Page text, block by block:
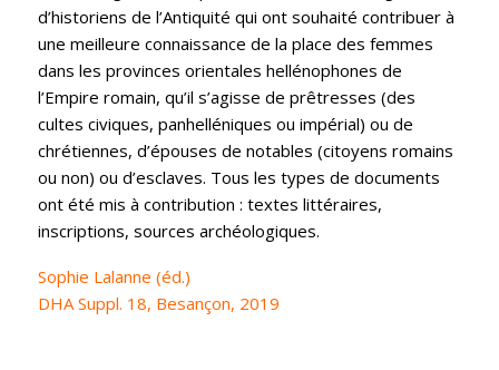
d’historiens de l’Antiquité qui ont souhaité contribuer à
une meilleure connaissance de la place des femmes
dans les provinces orientales hellénophones de
l’Empire romain, qu’il s’agisse de prêtresses (des
cultes civiques, panhelléniques ou impérial) ou de
chrétiennes, d’épouses de notables (citoyens romains
ou non) ou d’esclaves. Tous les types de documents
ont été mis à contribution : textes littéraires,
inscriptions, sources archéologiques.
Sophie Lalanne (éd.)
DHA Suppl. 18, Besançon, 2019